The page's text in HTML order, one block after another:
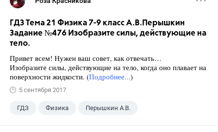
ГДЗ Тема 21 Физика 7-9 класс А.В.Перышкин
Задание №476 Изобразите силы, действующие на
тело.
Привет всем! Нужен ваш совет, как отвечать…
Изобразите силы, действующие на тело, когда оно плавает на
поверхности жидкости. (Подробнее...)
5 сентября 2017
ГДЗ Физика Перышкин А.В.